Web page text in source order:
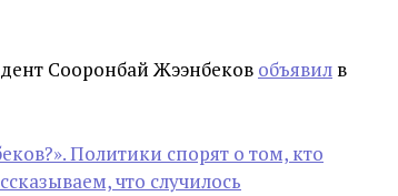
Сооронбай Жээнбеков объявил в
Политики спорят о том, кто
что случилось